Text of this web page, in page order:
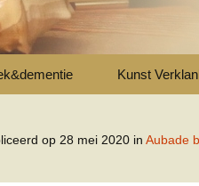
het leven
Kunst
op 28 mei 2020 in Aubade